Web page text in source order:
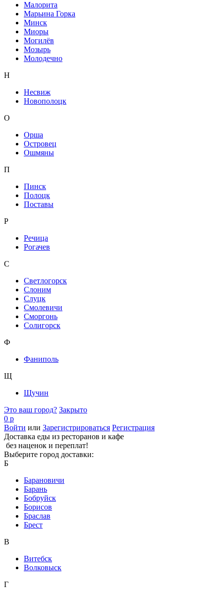
Малорита
Марьина Горка
Минск
Миоры
Могилёв
Мозырь
Молодечно
Н
Несвиж
Новополоцк
О
Орша
Островец
Ошмяны
П
Пинск
Полоцк
Поставы
Р
Речица
Рогачев
С
Светлогорск
Слоним
Слуцк
Смолевичи
Сморгонь
Солигорск
Ф
Фаниполь
Щ
Щучин
Это ваш город? Закрыто
0 р
Войти или Зарегистрироваться Регистрация
Доставка еды из ресторанов и кафе
без наценок и переплат!
Выберите город доставки:
Б
Барановичи
Барань
Бобруйск
Борисов
Браслав
Брест
В
Витебск
Волковыск
Г